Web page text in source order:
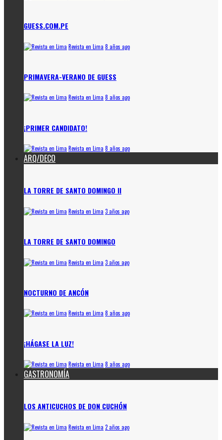
GUESS.COM.PE
Revista en Lima 8 años ago
PRIMAVERA-VERANO DE GUESS
Revista en Lima 8 años ago
¡PRIMER CANDIDATO!
Revista en Lima 8 años ago
ARQ/DECO
LA TORRE DE SANTO DOMINGO II
Revista en Lima 3 años ago
LA TORRE DE SANTO DOMINGO
Revista en Lima 3 años ago
NOCTURNO DE ANCÓN
Revista en Lima 8 años ago
¡HÁGASE LA LUZ!
Revista en Lima 8 años ago
GASTRONOMÍA
LOS ANTICUCHOS DE DON CUCHÓN
Revista en Lima 2 años ago